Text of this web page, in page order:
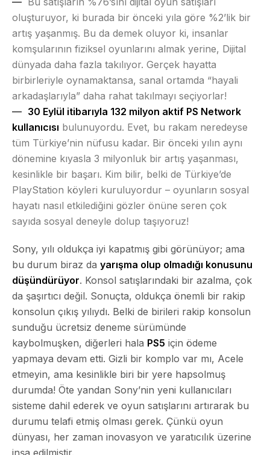
oluşturuyor, ki burada bir önceki yıla göre %2’lik bir
artış yaşanmış. Bu da demek oluyor ki, insanlar
komşularının fiziksel oyunlarını almak yerine, Dijital
dünyada daha fazla takılıyor. Gerçek hayatta
birbirleriyle oynamaktansa, sanal ortamda “hayali
arkadaşlarıyla” daha rahat takılmayı seçiyorlar!
30 Eylül itibarıyla 132 milyon aktif PS Network
kullanıcısı bulunuyordu. Evet, bu rakam neredeyse
tüm Türkiye’nin nüfusu kadar. Bir önceki yılın aynı
dönemine kıyasla 3 milyonluk bir artış yaşanması,
kesinlikle bir başarı. Kim bilir, belki de Türkiye’de
PlayStation köyleri kuruluyordur – oyunların sosyal
hayatı nasıl etkilediğini gözler önüne seren çok
sayıda sosyal deneyle dolup taşıyoruz!
Sony, yılı oldukça iyi kapatmış gibi görünüyor; ama
bu durum biraz da yarışma olup olmadığı konusunu
düşündürüyor. Konsol satışlarındaki bir azalma, çok
da şaşırtıcı değil. Sonuçta, oldukça önemli bir rakip
konsolun çıkış yılıydı. Belki de birileri rakip konsolun
sunduğu ücretsiz deneme sürümünde
kaybolmuşken, diğerleri hala PS5 için ödeme
yapmaya devam etti. Gizli bir komplo var mı, Acele
etmeyin, ama kesinlikle biri bir yere hapsolmuş
durumda! Öte yandan Sony’nin yeni kullanıcıları
sisteme dahil ederek ve oyun satışlarını artırarak bu
durumu telafi etmiş olması gerek. Çünkü oyun
dünyası, her zaman inovasyon ve yaratıcılık üzerine
inşa edilmiştir.